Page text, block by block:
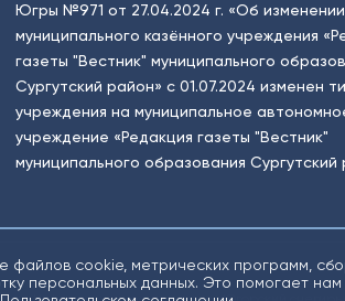
Югры №971 от 27.04.2024 г. «Об
муниципального казённого учреждения
газеты "Вестник" муниципального
Сургутский район» с 01.07.2024 изменен
учреждения на муниципальное
учреждение «Редакция газеты "Вестник"
муниципального образования Сургутский
файлов cookie, метрических программ,
персональных данных. Это помогает